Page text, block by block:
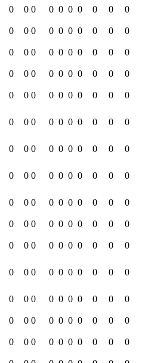
0 0 0 0 0 0 0 0 0 0
0 0 0 0 0 0 0 0 0 0
0 0 0 0 0 0 0 0 0 0
0 0 0 0 0 0 0 0 0 0
0 0 0 0 0 0 0 0 0 0
0 0 0 0 0 0 0 0 0 0
0 0 0 0 0 0 0 0 0 0
0 0 0 0 0 0 0 0 0 0
0 0 0 0 0 0 0 0 0 0
0 0 0 0 0 0 0 0 0 0
0 0 0 0 0 0 0 0 0 0
0 0 0 0 0 0 0 0 0 0
0 0 0 0 0 0 0 0 0 0
0 0 0 0 0 0 0 0 0 0
0 0 0 0 0 0 0 0 0 0